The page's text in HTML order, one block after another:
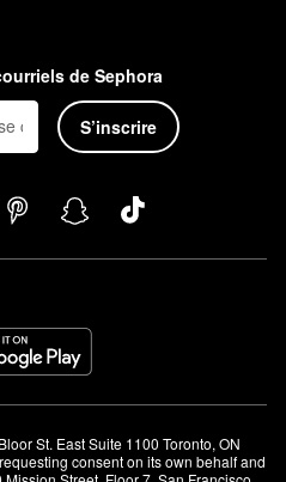
de Sephora
S’inscrire
St. East Suite 1100 Toronto, ON
consent on its own behalf and